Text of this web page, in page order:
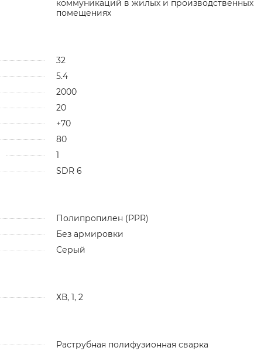
коммуникаций в жилых и производственных
помещениях
32
5.4
2000
20
+70
80
1
SDR 6
Полипропилен (PPR)
Без армировки
Серый
ХВ, 1, 2
Раструбная полифузионная сварка